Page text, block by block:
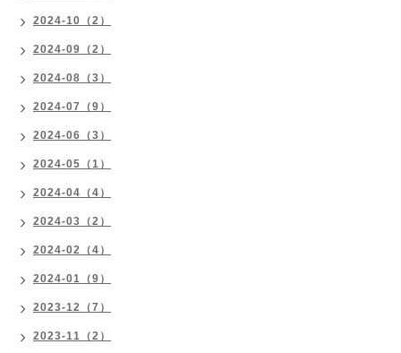
2024-10（2）
2024-09（2）
2024-08（3）
2024-07（9）
2024-06（3）
2024-05（1）
2024-04（4）
2024-03（2）
2024-02（4）
2024-01（9）
2023-12（7）
2023-11（2）